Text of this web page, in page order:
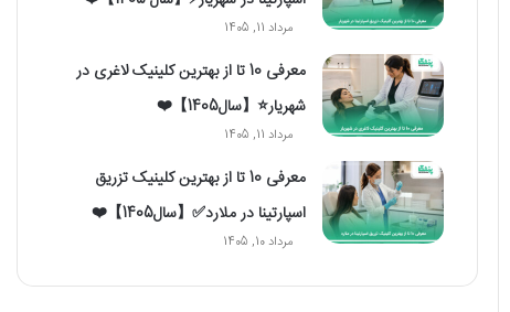
مرداد 11, 1405
معرفی 10 تا از بهترین کلینیک لاغری در
شهریار⭐【سال1405】❤️
مرداد 11, 1405
معرفی 10 تا از بهترین کلینیک تزریق
اسپارتینا در ملارد✅【سال1405】❤️
مرداد 10, 1405